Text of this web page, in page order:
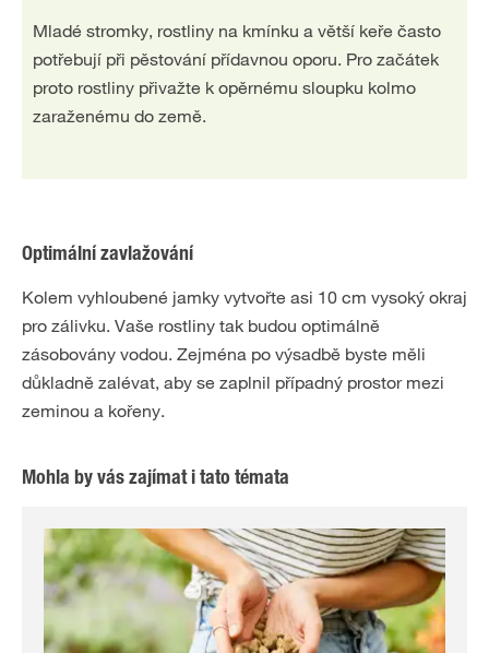
Mladé stromky, rostliny na kmínku a větší keře často
potřebují při pěstování přídavnou oporu. Pro začátek
proto rostliny přivažte k opěrnému sloupku kolmo
zaraženému do země.
Optimální zavlažování
Kolem vyhloubené jamky vytvořte asi 10 cm vysoký okraj
pro zálivku. Vaše rostliny tak budou optimálně
zásobovány vodou. Zejména po výsadbě byste měli
důkladně zalévat, aby se zaplnil případný prostor mezi
zeminou a kořeny.
Mohla by vás zajímat i tato témata